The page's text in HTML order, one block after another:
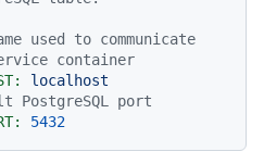
used to communicate
container
localhost
PostgreSQL port
5432